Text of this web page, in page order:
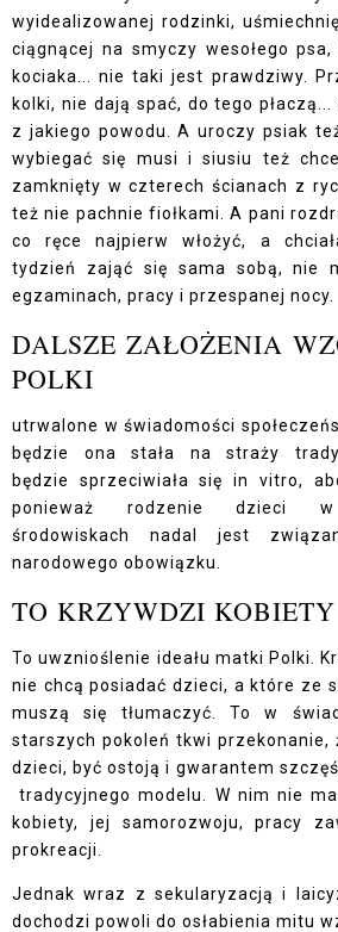
wyidealizowanej rodzinki,
ciągnącej na smyczy wesołego
kociaka... nie taki jest prawdziwy.
kolki, nie dają spać, do tego
z jakiego powodu. A uroczy psiak
wybiegać się musi i siusiu też
zamknięty w czterech ścianach z
też nie pachnie fiołkami. A pani
co ręce najpierw włożyć, a
tydzień zająć się sama sobą, nie
egzaminach, pracy i przespanej nocy.
DALSZE ZAŁOŻENIA
POLKI
utrwalone w świadomości
będzie ona stała na straży
będzie sprzeciwiała się in vitro,
ponieważ rodzenie dzieci w
środowiskach nadal jest
narodowego obowiązku.
TO KRZYWDZI KOBIETY
To uwznioślenie ideału matki Polki.
nie chcą posiadać dzieci, a które ze
muszą się tłumaczyć. To w
starszych pokoleń tkwi przekonanie,
dzieci, być ostoją i gwarantem
tradycyjnego modelu. W nim nie
kobiety, jej samorozwoju, pracy
prokreacji.
Jednak wraz z sekularyzacją i
dochodzi powoli do osłabienia mitu